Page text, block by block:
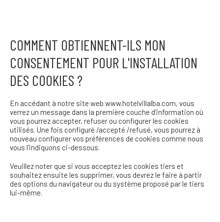
COMMENT OBTIENNENT-ILS MON
CONSENTEMENT POUR L'INSTALLATION
DES COOKIES ?
En accédant à notre site web www.hotelvillalba.com, vous
verrez un message dans la première couche d’information où
vous pourrez accepter, refuser ou configurer les cookies
utilisés. Une fois configuré /accepté /refusé, vous pourrez à
nouveau configurer vos préférences de cookies comme nous
vous l’indiquons ci-dessous.
Veuillez noter que si vous acceptez les cookies tiers et
souhaitez ensuite les supprimer, vous devrez le faire à partir
des options du navigateur ou du système proposé par le tiers
lui-même.